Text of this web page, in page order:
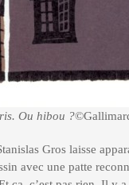
Ou hibou ?
Gros laisse
avec une patte